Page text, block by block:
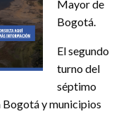
Mayor de
Bogotá.
El segundo
turno del
séptimo
Bogotá y municipios